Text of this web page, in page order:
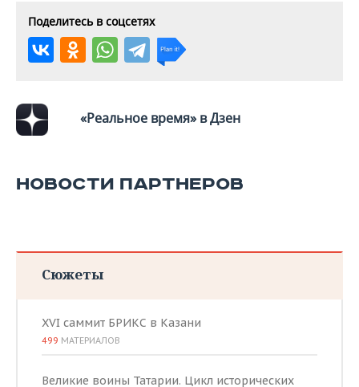
Поделитесь в соцсетях
«Реальное время» в Дзен
НОВОСТИ ПАРТНЕРОВ
Сюжеты
XVI саммит БРИКС в Казани
499 МАТЕРИАЛОВ
Великие воины Татарии. Цикл исторических